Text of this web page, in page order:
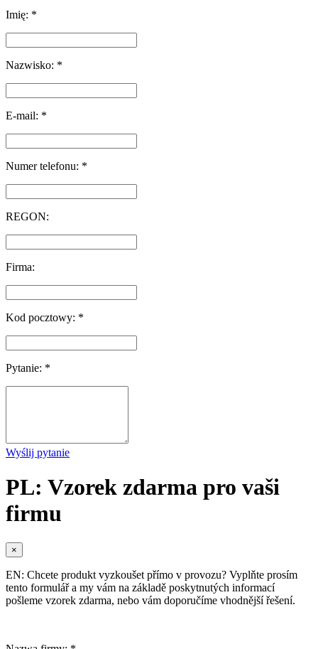
Imię: *
Nazwisko: *
E-mail: *
Numer telefonu: *
REGON:
Firma:
Kod pocztowy: *
Pytanie: *
Wyślij pytanie
PL: Vzorek zdarma pro vaši
firmu
×
EN: Chcete produkt vyzkoušet přímo v provozu? Vyplňte prosím
tento formulář a my vám na základě poskytnutých informací
pošleme vzorek zdarma, nebo vám doporučíme vhodnější řešení.